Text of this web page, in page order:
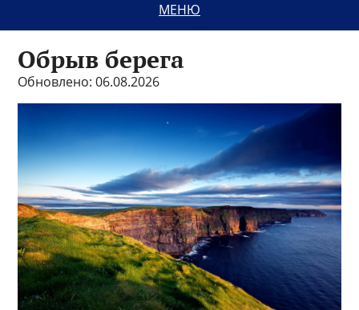
МЕНЮ
Обрыв берега
Обновлено: 06.08.2026